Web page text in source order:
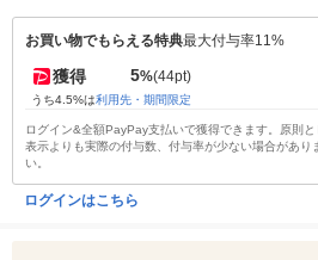
お買い物でもらえる特典最大付与率11%
獲得 5%(44pt)
うち4.5%は利用先・期間限定
ログイン&全額PayPay支払いで獲得できます。原則と
表示よりも実際の付与数、付与率が少ない場合があり
い。
ログインはこちら